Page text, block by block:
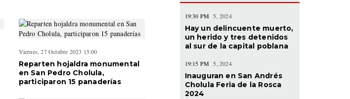
Viernes, 27 Octubre 2023 15:00
Reparten hojaldra monumental
en San Pedro Cholula,
participaron 15 panaderías
19:30 PM 5, 2024
Hay un delincuente muerto,
un herido y tres detenidos
al sur de la capital poblana
19:15 PM 5, 2024
Inauguran en San Andrés
Cholula Feria de la Rosca
2024